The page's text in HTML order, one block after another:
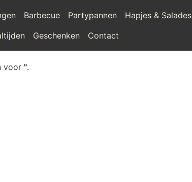
Barbecue Partypannen Hapjes & Salades
Geschenken Contact
voor ''.